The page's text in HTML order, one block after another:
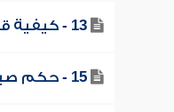
13 - كيفية قضاء صلاة الوتر
15 - حكم صيام النفل لمن صام أوله ثم أفطر